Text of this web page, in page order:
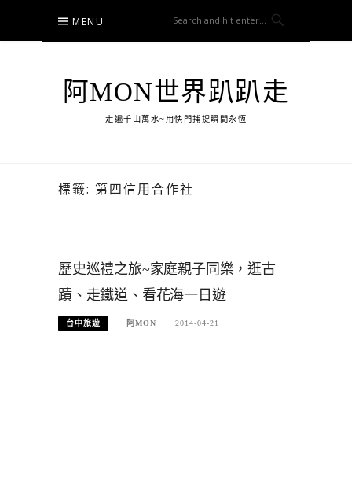
content
MENU
阿MON世界趴趴走
走遍千山萬水~用快門捕捉瞬間永恆
標籤: 第四信用合作社
歷史巡禮之旅~家庭親子同樂，逛古
蹟、走鐵道、看花海一日遊
台中旅遊 阿MON 2014-04-21